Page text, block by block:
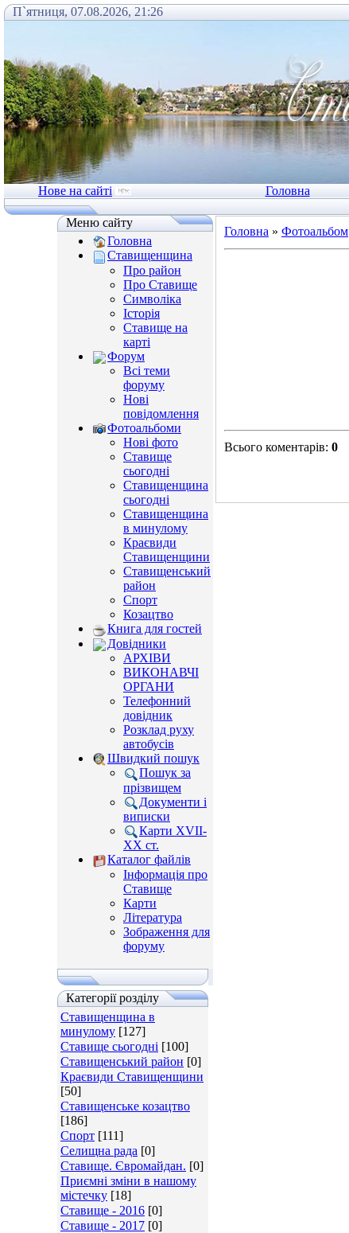
П`ятниця, 07.08.2026, 21:26
Нове на сайті Головна
Меню сайту
Головна
Ставищенщина
Про район
Про Ставище
Символіка
Історія
Ставище на
карті
Форум
Всі теми
форуму
Нові
повідомлення
Фотоальбоми
Нові фото
Ставище
сьогодні
Ставищенщина
сьогодні
Ставищенщина
в минулому
Краєвиди
Ставищенщини
Ставищенський
район
Спорт
Козацтво
Книга для гостей
Довідники
АРХІВИ
ВИКОНАВЧІ
ОРГАНИ
Телефонний
довідник
Розклад руху
автобусів
Швидкий пошук
Пошук за
прізвищем
Документи і
виписки
Карти XVII-
XX ст.
Каталог файлів
Інформація про
Ставище
Карти
Література
Зображення для
форуму
Категорії розділу
Ставищенщина в
минулому [127]
Ставище сьогодні [100]
Ставищенський район [0]
Краєвиди Ставищенщини
[50]
Ставищенське козацтво
[186]
Спорт [111]
Селищна рада [0]
Ставище. Євромайдан. [0]
Приємні зміни в нашому
містечку [18]
Ставище - 2016 [0]
Ставище - 2017 [0]
Головна » Фотоальбом
Всього коментарів: 0